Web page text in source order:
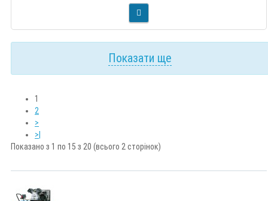
Показати ще
1
2
>
>|
Показано з 1 по 15 з 20 (всього 2 сторінок)